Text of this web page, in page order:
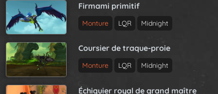
Firmami primitif
Monture LQR Midnight
Coursier de traque-proie
Monture LQR Midnight
Échiquier royal de grand maître